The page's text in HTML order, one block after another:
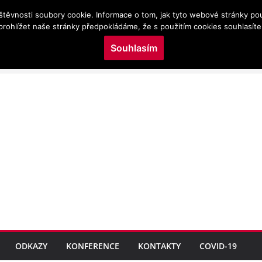
virtual/www/domains/kojeni.cz/wp-content/
NAROZENÝCH
ODKAZY KONFERENCE KONTAKTY COVID-19
soubory cookie. Informace o tom, jak tyto webové stránky
naše stránky předpokládáme, že s použitím cookies
Souhlasím